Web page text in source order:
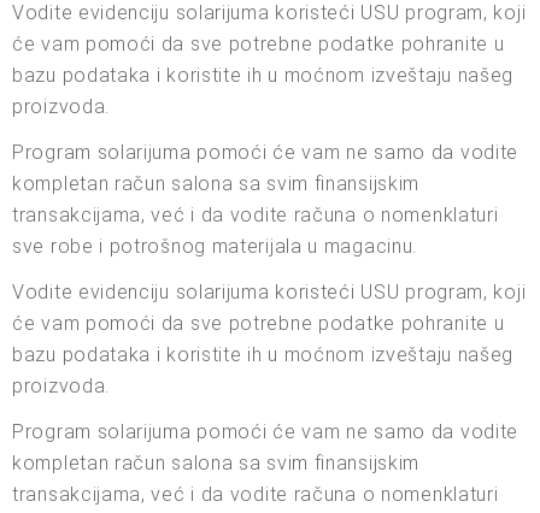
Vodite evidenciju solarijuma koristeći USU program, koji
će vam pomoći da sve potrebne podatke pohranite u
bazu podataka i koristite ih u moćnom izveštaju našeg
proizvoda.
Program solarijuma pomoći će vam ne samo da vodite
kompletan račun salona sa svim finansijskim
transakcijama, već i da vodite računa o nomenklaturi
sve robe i potrošnog materijala u magacinu.
Vodite evidenciju solarijuma koristeći USU program, koji
će vam pomoći da sve potrebne podatke pohranite u
bazu podataka i koristite ih u moćnom izveštaju našeg
proizvoda.
Program solarijuma pomoći će vam ne samo da vodite
kompletan račun salona sa svim finansijskim
transakcijama, već i da vodite računa o nomenklaturi